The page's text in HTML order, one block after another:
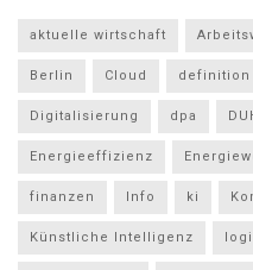
aktuelle wirtschaft
Berlin Cloud definition
Digitalisierung dpa
Energieeffizienz
finanzen Info ki
Künstliche Intelligenz